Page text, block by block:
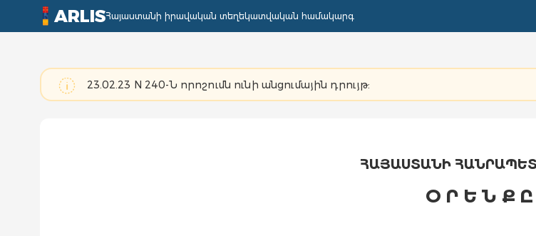
ARLISՀայաստանի իրավական տեղեկատվական համակարգ
23.02.23 N 240-Ն որոշումն ունի անցումային դրույթ:
ՀԱՅԱՍՏԱՆԻ
Օ Ր Ե Ն Ք Ը